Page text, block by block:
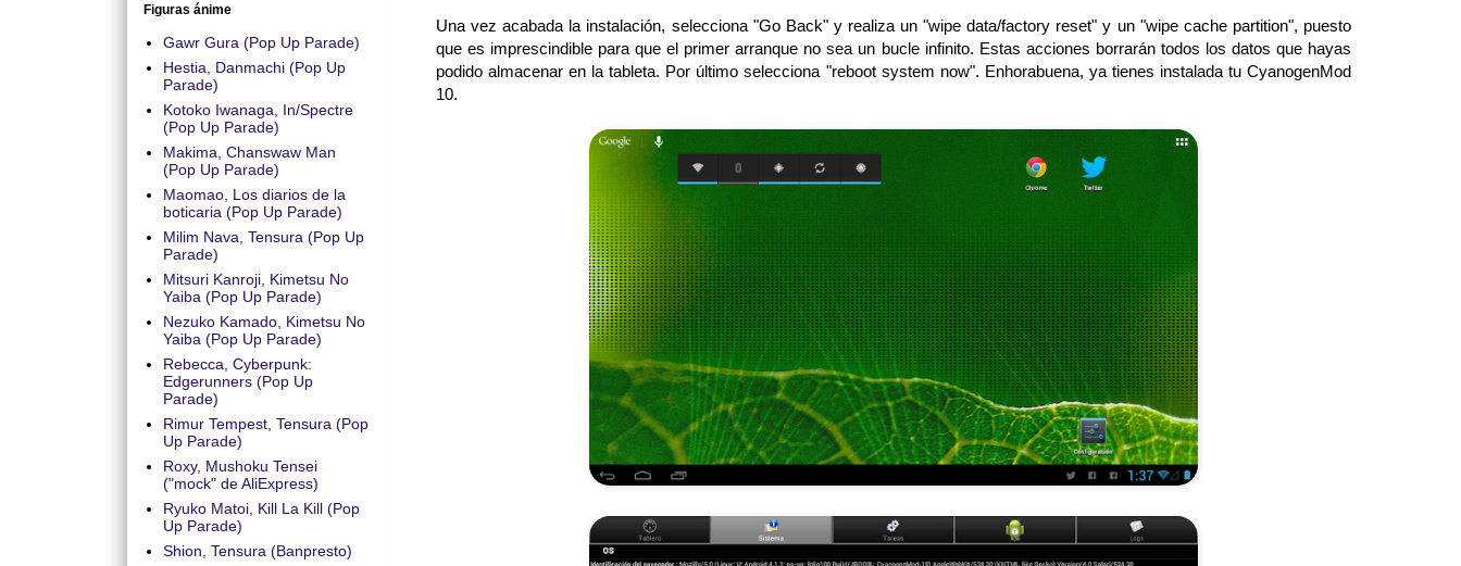
Una vez acabada la instalación, selecciona "Go Back" y realiza un "wipe data/factory reset" y un "wipe cache partition", puesto
que es imprescindible para que el primer arranque no sea un bucle infinito. Estas acciones borrarán todos los datos que hayas
podido almacenar en la tableta. Por último selecciona "reboot system now". Enhorabuena, ya tienes instalada tu CyanogenMod
10.
Figuras ánime
Gawr Gura (Pop Up Parade)
Hestia, Danmachi (Pop Up
Parade)
Kotoko Iwanaga, In/Spectre
(Pop Up Parade)
Makima, Chanswaw Man
(Pop Up Parade)
Maomao, Los diarios de la
boticaria (Pop Up Parade)
Milim Nava, Tensura (Pop Up
Parade)
Mitsuri Kanroji, Kimetsu No
Yaiba (Pop Up Parade)
Nezuko Kamado, Kimetsu No
Yaiba (Pop Up Parade)
Rebecca, Cyberpunk:
Edgerunners (Pop Up
Parade)
Rimur Tempest, Tensura (Pop
Up Parade)
Roxy, Mushoku Tensei
("mock" de AliExpress)
Ryuko Matoi, Kill La Kill (Pop
Up Parade)
Shion, Tensura (Banpresto)